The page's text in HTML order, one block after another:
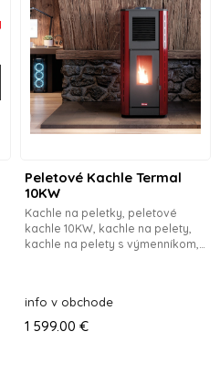
Peletové Kachle Termal
10KW
Kachle na peletky, peletové
kachle 10KW, kachle na pelety,
kachle na pelety s výmenníkom,
info v obchode
1 599.00 €